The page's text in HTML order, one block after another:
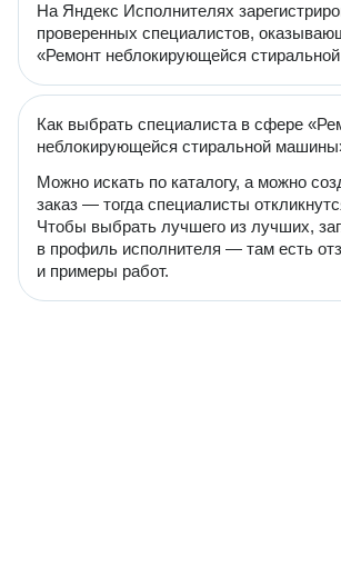
На Яндекс Исполнителях
проверенных специалистов,
«Ремонт неблокирующейся
Как выбрать специалиста в сфере
неблокирующейся стиральной
Можно искать по каталогу, а можно
заказ — тогда специалисты
Чтобы выбрать лучшего из лучших,
в профиль исполнителя — там есть
и примеры работ.